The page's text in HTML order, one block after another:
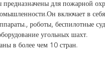
для пожарной
включает в
роботы, беспилотные
угольных шахт.
в более чем 10 стран.